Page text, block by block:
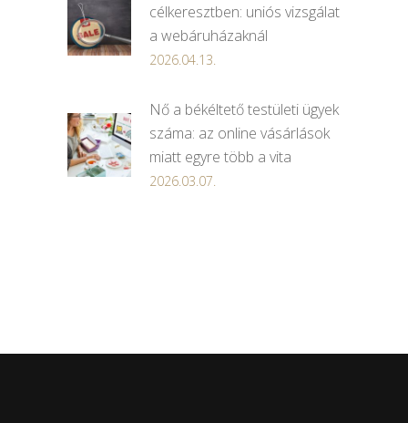
célkeresztben: uniós vizsgálat
a webáruházaknál
2026.04.13.
Nő a békéltető testületi ügyek
száma: az online vásárlások
miatt egyre több a vita
2026.03.07.